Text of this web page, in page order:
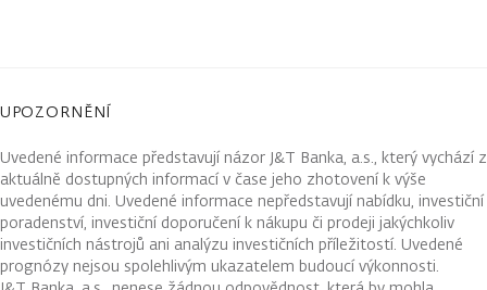
UPOZORNĚNÍ
Uvedené informace představují názor J&T Banka, a.s., který vychází z
aktuálně dostupných informací v čase jeho zhotovení k výše
uvedenému dni. Uvedené informace nepředstavují nabídku, investiční
poradenství, investiční doporučení k nákupu či prodeji jakýchkoliv
investičních nástrojů ani analýzu investičních příležitostí. Uvedené
prognózy nejsou spolehlivým ukazatelem budoucí výkonnosti.